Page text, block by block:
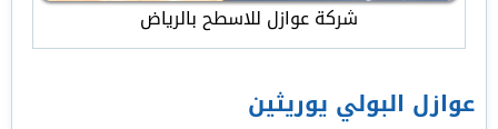
شركة عوازل للاسطح بالرياض
عوازل البولي يوريثين